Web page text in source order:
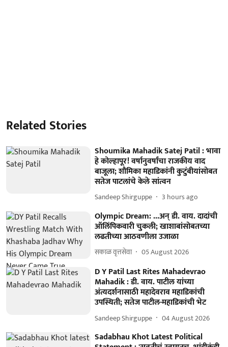
Related Stories
Shoumika Mahadik Satej Patil : भावा
हे कोल्हापूर! वर्षानुवर्षांचा राजकीय वाद
बाजूला; शौमिका महाडिकांनी कुटुंबीयांसोबत
सतेज पाटलांचे केले सांत्वन
Sandeep Shirguppe 3 hours ago
Olympic Dream: ...अन् डी. वाय. दादांची
ऑलिंपिकवारी चुकली; खाशाबांसोबतच्या
लढतीच्या आठवणीला उजाळा
सकाळ वृत्तसेवा 05 August 2026
D Y Patil Last Rites Mahadevrao
Mahadik : डी. वाय. पाटील यांच्या
अंत्यदर्शनासाठी महादेवराव महाडिकांची
उपस्थिती; सतेज पाटील-महाडिकांची भेट
Sandeep Shirguppe 04 August 2026
Sadabhau Khot Latest Political